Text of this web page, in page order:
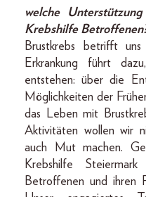
welche
Krebshilfe
Brustkrebs betrifft
Erkrankung führt
entstehen: über die
Möglichkeiten der
das Leben mit
Aktivitäten wollen wir
auch Mut machen.
Krebshilfe
Betroffenen und ihren